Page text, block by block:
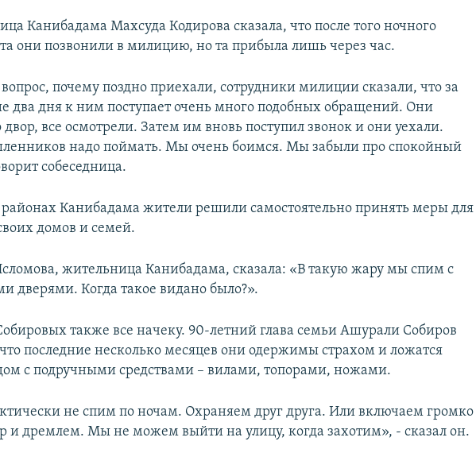
Канибадама Махсуда Кодирова сказала, что после того ночного
они позвонили в милицию, но та прибыла лишь через час.
почему поздно приехали, сотрудники милиции сказали, что за
два дня к ним поступает очень много подобных обращений. Они
все осмотрели. Затем им вновь поступил звонок и они уехали.
надо поймать. Мы очень боимся. Мы забыли про спокойный
собеседница.
районах Канибадама жители решили самостоятельно принять меры для
домов и семей.
жительница Канибадама, сказала: «В такую жару мы спим с
дверями. Когда такое видано было?».
также все начеку. 90-летний глава семьи Ашурали Собиров
последние несколько месяцев они одержимы страхом и ложатся
с подручными средствами – вилами, топорами, ножами.
не спим по ночам. Охраняем друг друга. Или включаем громко
и дремлем. Мы не можем выйти на улицу, когда захотим», - сказал он.